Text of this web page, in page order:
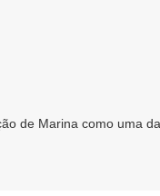
de Marina como uma